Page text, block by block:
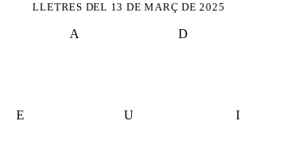
LLETRES DEL 13 DE MARÇ DE 2025
U
A D
E I